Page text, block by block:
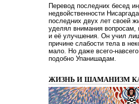
Перевод последних бесед
недвойственности
последних двух лет своей
уделял внимания
и её улучшения. Он учил
причине слабости тела в
мало. Но даже всего-
подобно Упанишадам.
ЖИЗНЬ И ШАМАНИЗМ